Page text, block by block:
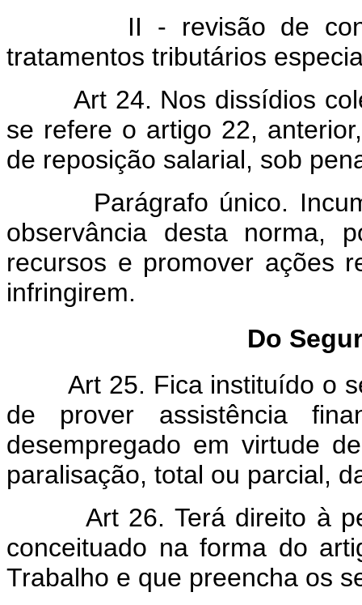
II - revisão de
tratamentos tributários
Art 24. Nos dissídios
se refere o artigo 22,
de reposição salarial, sob
Parágrafo único.
observância desta norma,
recursos e promover ações
infringirem.
Do
Art 25. Fica instituído o
de prover assistência
desempregado em virtude
paralisação, total ou parcial,
Art 26. Terá direito à
conceituado na forma do
Trabalho e que preencha os